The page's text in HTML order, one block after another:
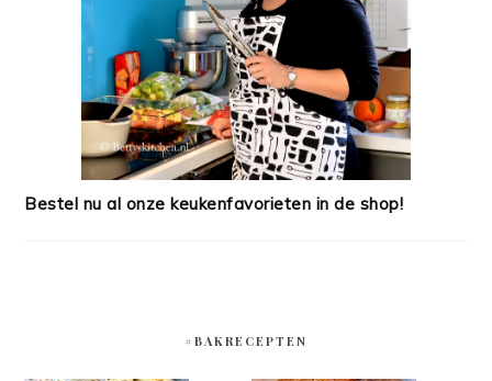
Bestel nu al onze keukenfavorieten in de shop!
#BAKRECEPTEN